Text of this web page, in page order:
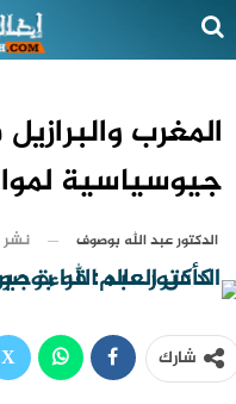
المغرب
جيوسياسية
الدكتور عبد الله بوصوف
شارك